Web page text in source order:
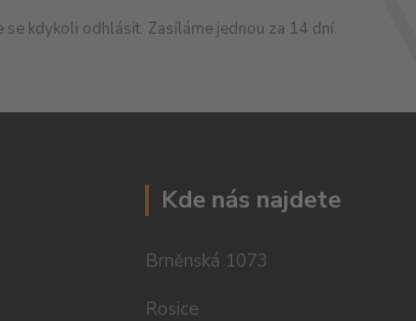
se kdykoli odhlásit. Zasíláme jednou za 14 dní.
Kde nás najdete
Brněnská 1073
Rosice